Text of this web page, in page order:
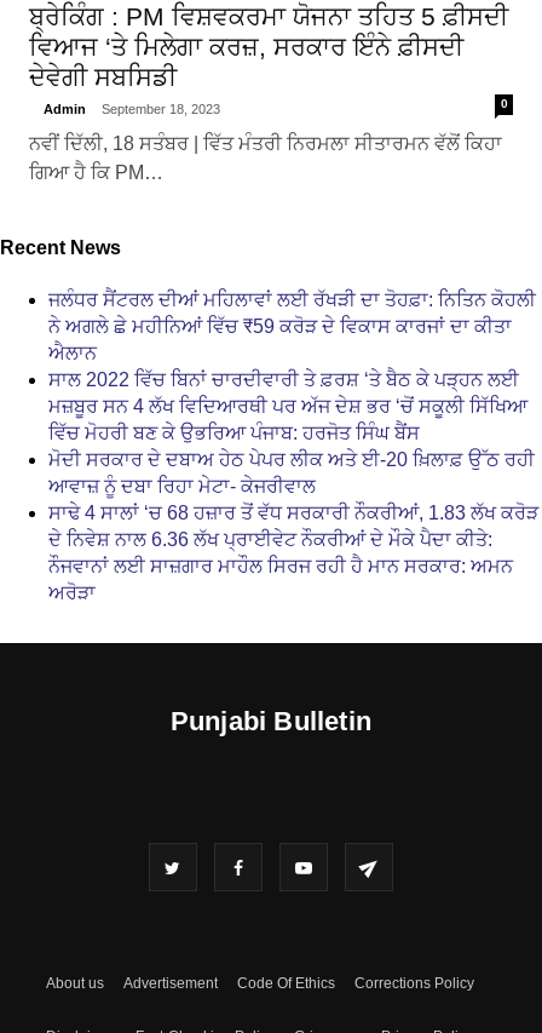
ਬ੍ਰੇਕਿੰਗ : PM ਵਿਸ਼ਵਕਰਮਾ ਯੋਜਨਾ ਤਹਿਤ 5 ਫ਼ੀਸਦੀ
ਵਿਆਜ ‘ਤੇ ਮਿਲੇਗਾ ਕਰਜ਼, ਸਰਕਾਰ ਇੰਨੇ ਫ਼ੀਸਦੀ
ਦੇਵੇਗੀ ਸਬਸਿਡੀ
Admin September 18, 2023 0
ਨਵੀਂ ਦਿੱਲੀ, 18 ਸਤੰਬਰ | ਵਿੱਤ ਮੰਤਰੀ ਨਿਰਮਲਾ ਸੀਤਾਰਮਨ ਵੱਲੋਂ ਕਿਹਾ
ਗਿਆ ਹੈ ਕਿ PM…
Recent News
ਜਲੰਧਰ ਸੈਂਟਰਲ ਦੀਆਂ ਮਹਿਲਾਵਾਂ ਲਈ ਰੱਖੜੀ ਦਾ ਤੋਹਫ਼ਾ: ਨਿਤਿਨ ਕੋਹਲੀ
ਨੇ ਅਗਲੇ ਛੇ ਮਹੀਨਿਆਂ ਵਿੱਚ ₹59 ਕਰੋੜ ਦੇ ਵਿਕਾਸ ਕਾਰਜਾਂ ਦਾ ਕੀਤਾ
ਐਲਾਨ
ਸਾਲ 2022 ਵਿੱਚ ਬਿਨਾਂ ਚਾਰਦੀਵਾਰੀ ਤੇ ਫ਼ਰਸ਼ ‘ਤੇ ਬੈਠ ਕੇ ਪੜ੍ਹਨ ਲਈ
ਮਜ਼ਬੂਰ ਸਨ 4 ਲੱਖ ਵਿਦਿਆਰਥੀ ਪਰ ਅੱਜ ਦੇਸ਼ ਭਰ ‘ਚੋਂ ਸਕੂਲੀ ਸਿੱਖਿਆ
ਵਿੱਚ ਮੋਹਰੀ ਬਣ ਕੇ ਉਭਰਿਆ ਪੰਜਾਬ: ਹਰਜੋਤ ਸਿੰਘ ਬੈਂਸ
ਮੋਦੀ ਸਰਕਾਰ ਦੇ ਦਬਾਅ ਹੇਠ ਪੇਪਰ ਲੀਕ ਅਤੇ ਈ-20 ਖ਼ਿਲਾਫ਼ ਉੱਠ ਰਹੀ
ਆਵਾਜ਼ ਨੂੰ ਦਬਾ ਰਿਹਾ ਮੇਟਾ- ਕੇਜਰੀਵਾਲ
ਸਾਢੇ 4 ਸਾਲਾਂ ‘ਚ 68 ਹਜ਼ਾਰ ਤੋਂ ਵੱਧ ਸਰਕਾਰੀ ਨੌਕਰੀਆਂ, 1.83 ਲੱਖ ਕਰੋੜ
ਦੇ ਨਿਵੇਸ਼ ਨਾਲ 6.36 ਲੱਖ ਪ੍ਰਾਈਵੇਟ ਨੌਕਰੀਆਂ ਦੇ ਮੌਕੇ ਪੈਦਾ ਕੀਤੇ:
ਨੌਜਵਾਨਾਂ ਲਈ ਸਾਜ਼ਗਾਰ ਮਾਹੌਲ ਸਿਰਜ ਰਹੀ ਹੈ ਮਾਨ ਸਰਕਾਰ: ਅਮਨ
ਅਰੋੜਾ
Punjabi Bulletin
About us Advertisement Code Of Ethics Corrections Policy